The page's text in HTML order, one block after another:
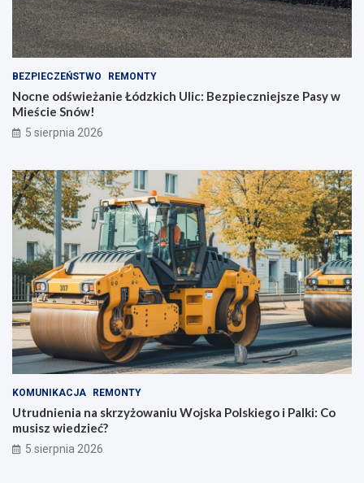
BEZPIECZEŃSTWO REMONTY
Nocne odświeżanie Łódzkich Ulic: Bezpieczniejsze Pasy w
Mieście Snów!
5 sierpnia 2026
KOMUNIKACJA REMONTY
Utrudnienia na skrzyżowaniu Wojska Polskiego i Palki: Co
musisz wiedzieć?
5 sierpnia 2026